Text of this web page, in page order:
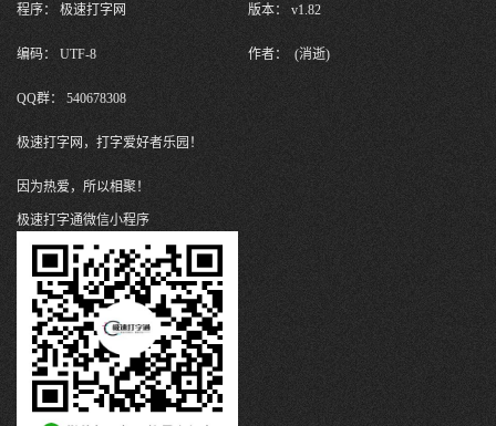
程序： 极速打字网 版本： v1.82
编码： UTF-8 作者： (消逝)
QQ群： 540678308
极速打字网，打字爱好者乐园！
因为热爱，所以相聚！
极速打字通微信小程序